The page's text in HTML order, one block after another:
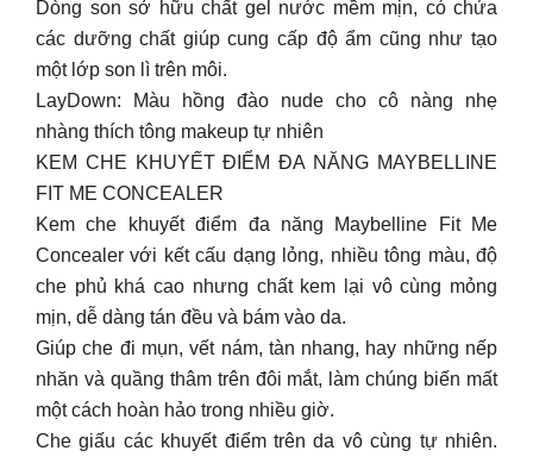
Dòng son sở hữu chất gel nước mềm mịn, có chứa
các dưỡng chất giúp cung cấp độ ẩm cũng như tạo
một lớp son lì trên môi.
LayDown: Màu hồng đào nude cho cô nàng nhẹ
nhàng thích tông makeup tự nhiên
KEM CHE KHUYẾT ĐIỂM ĐA NĂNG MAYBELLINE
FIT ME CONCEALER
Kem che khuyết điểm đa năng Maybelline Fit Me
Concealer với kết cấu dạng lỏng, nhiều tông màu, độ
che phủ khá cao nhưng chất kem lại vô cùng mỏng
mịn, dễ dàng tán đều và bám vào da.
Giúp che đi mụn, vết nám, tàn nhang, hay những nếp
nhăn và quầng thâm trên đôi mắt, làm chúng biến mất
một cách hoàn hảo trong nhiều giờ.
Che giấu các khuyết điểm trên da vô cùng tự nhiên.